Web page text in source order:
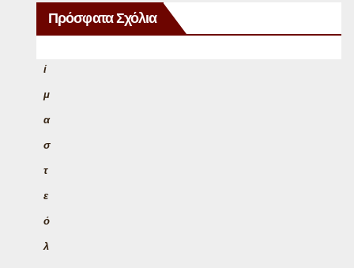
ί
μ
α
σ
τ
ε
ό
λ
Πρόσφατα Σχόλια